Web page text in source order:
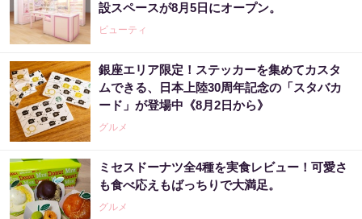
設スペースが8月5日にオープン。
ビューティ
銀座エリア限定！ステッカーを集めてカスタ
ムできる、日本上陸30周年記念の「スタバカ
ード」が登場中《8月2日から》
グルメ
ミセスドーナツ全4種を実食レビュー！可愛さ
も食べ応えもばっちりで大満足。
グルメ